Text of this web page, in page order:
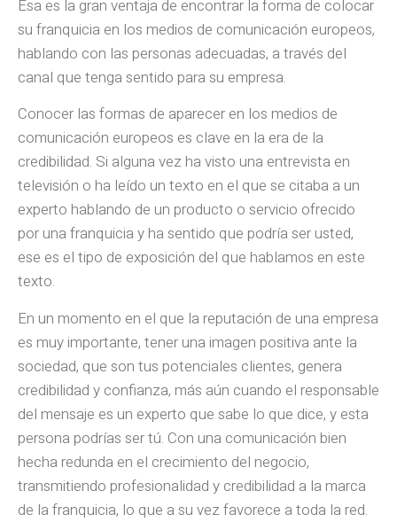
Esa es la gran ventaja de encontrar la forma de colocar
su franquicia en los medios de comunicación europeos,
hablando con las personas adecuadas, a través del
canal que tenga sentido para su empresa.
Conocer las formas de aparecer en los medios de
comunicación europeos es clave en la era de la
credibilidad. Si alguna vez ha visto una entrevista en
televisión o ha leído un texto en el que se citaba a un
experto hablando de un producto o servicio ofrecido
por una franquicia y ha sentido que podría ser usted,
ese es el tipo de exposición del que hablamos en este
texto.
En un momento en el que la reputación de una empresa
es muy importante, tener una imagen positiva ante la
sociedad, que son tus potenciales clientes, genera
credibilidad y confianza, más aún cuando el responsable
del mensaje es un experto que sabe lo que dice, y esta
persona podrías ser tú. Con una comunicación bien
hecha redunda en el crecimiento del negocio,
transmitiendo profesionalidad y credibilidad a la marca
de la franquicia, lo que a su vez favorece a toda la red.